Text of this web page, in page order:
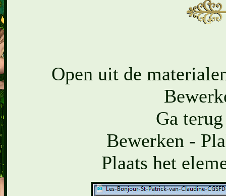
Open uit de
Ga
Bewerken -
Plaats het